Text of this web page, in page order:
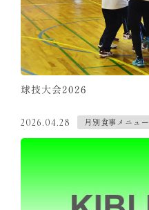
球技大会2026
2026.04.28 月別食事メニュー